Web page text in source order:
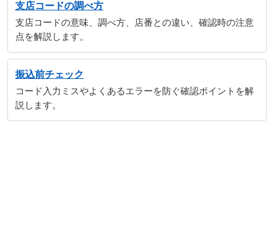
支店コードの調べ方
支店コードの意味、調べ方、店番との違い、確認時の注意
点を解説します。
振込前チェック
コード入力ミスやよくあるエラーを防ぐ確認ポイントを解
説します。